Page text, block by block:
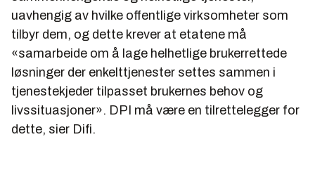
uavhengig av hvilke offentlige virksomheter som
tilbyr dem, og dette krever at etatene må
«samarbeide om å lage helhetlige brukerrettede
løsninger der enkelttjenester settes sammen i
tjenestekjeder tilpasset brukernes behov og
livssituasjoner». DPI må være en tilrettelegger for
dette, sier Difi.